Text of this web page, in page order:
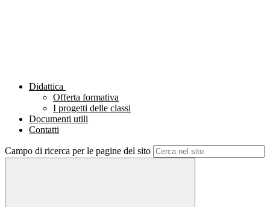
Didattica
Offerta formativa
I progetti delle classi
Documenti utili
Contatti
Campo di ricerca per le pagine del sito